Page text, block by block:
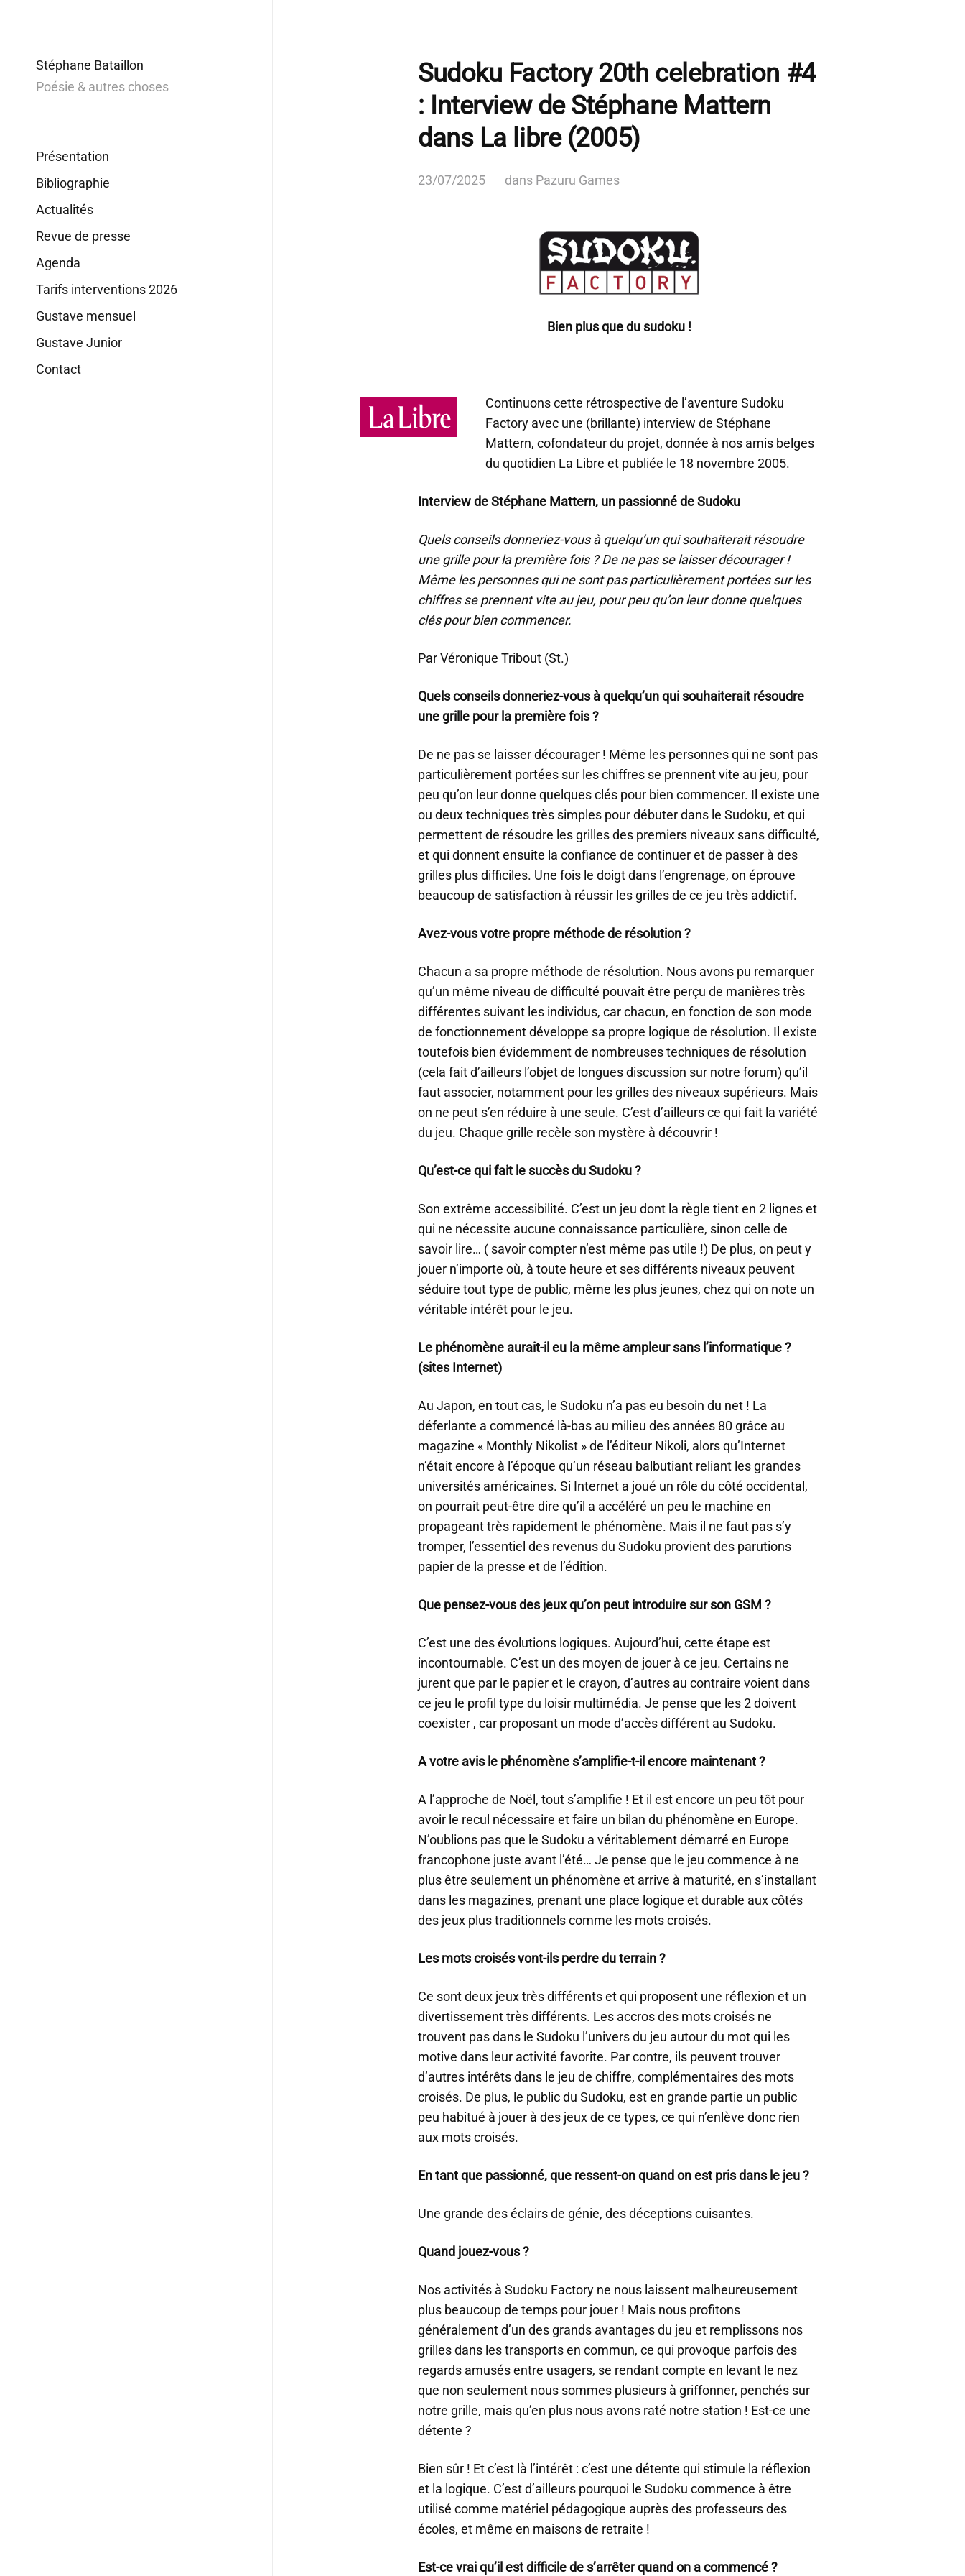
Stéphane Bataillon
Poésie & autres choses
Présentation
Bibliographie
Actualités
Revue de presse
Agenda
Tarifs interventions 2026
Gustave mensuel
Gustave Junior
Contact
Sudoku Factory 20th celebration #4
: Interview de Stéphane Mattern
dans La libre (2005)
23/07/2025 dans Pazuru Games
Bien plus que du sudoku !
Continuons cette rétrospective de l’aventure Sudoku
Factory avec une (brillante) interview de Stéphane
Mattern, cofondateur du projet, donnée à nos amis belges
du quotidien La Libre et publiée le 18 novembre 2005.
Interview de Stéphane Mattern, un passionné de Sudoku
Quels conseils donneriez-vous à quelqu’un qui souhaiterait résoudre
une grille pour la première fois ? De ne pas se laisser décourager !
Même les personnes qui ne sont pas particulièrement portées sur les
chiffres se prennent vite au jeu, pour peu qu’on leur donne quelques
clés pour bien commencer.
Par Véronique Tribout (St.)
Quels conseils donneriez-vous à quelqu’un qui souhaiterait résoudre
une grille pour la première fois ?
De ne pas se laisser décourager ! Même les personnes qui ne sont pas
particulièrement portées sur les chiffres se prennent vite au jeu, pour
peu qu’on leur donne quelques clés pour bien commencer. Il existe une
ou deux techniques très simples pour débuter dans le Sudoku, et qui
permettent de résoudre les grilles des premiers niveaux sans difficulté,
et qui donnent ensuite la confiance de continuer et de passer à des
grilles plus difficiles. Une fois le doigt dans l’engrenage, on éprouve
beaucoup de satisfaction à réussir les grilles de ce jeu très addictif.
Avez-vous votre propre méthode de résolution ?
Chacun a sa propre méthode de résolution. Nous avons pu remarquer
qu’un même niveau de difficulté pouvait être perçu de manières très
différentes suivant les individus, car chacun, en fonction de son mode
de fonctionnement développe sa propre logique de résolution. Il existe
toutefois bien évidemment de nombreuses techniques de résolution
(cela fait d’ailleurs l’objet de longues discussion sur notre forum) qu’il
faut associer, notamment pour les grilles des niveaux supérieurs. Mais
on ne peut s’en réduire à une seule. C’est d’ailleurs ce qui fait la variété
du jeu. Chaque grille recèle son mystère à découvrir !
Qu’est-ce qui fait le succès du Sudoku ?
Son extrême accessibilité. C’est un jeu dont la règle tient en 2 lignes et
qui ne nécessite aucune connaissance particulière, sinon celle de
savoir lire… ( savoir compter n’est même pas utile !) De plus, on peut y
jouer n’importe où, à toute heure et ses différents niveaux peuvent
séduire tout type de public, même les plus jeunes, chez qui on note un
véritable intérêt pour le jeu.
Le phénomène aurait-il eu la même ampleur sans l’informatique ?
(sites Internet)
Au Japon, en tout cas, le Sudoku n’a pas eu besoin du net ! La
déferlante a commencé là-bas au milieu des années 80 grâce au
magazine « Monthly Nikolist » de l’éditeur Nikoli, alors qu’Internet
n’était encore à l’époque qu’un réseau balbutiant reliant les grandes
universités américaines. Si Internet a joué un rôle du côté occidental,
on pourrait peut-être dire qu’il a accéléré un peu le machine en
propageant très rapidement le phénomène. Mais il ne faut pas s’y
tromper, l’essentiel des revenus du Sudoku provient des parutions
papier de la presse et de l’édition.
Que pensez-vous des jeux qu’on peut introduire sur son GSM ?
C’est une des évolutions logiques. Aujourd’hui, cette étape est
incontournable. C’est un des moyen de jouer à ce jeu. Certains ne
jurent que par le papier et le crayon, d’autres au contraire voient dans
ce jeu le profil type du loisir multimédia. Je pense que les 2 doivent
coexister , car proposant un mode d’accès différent au Sudoku.
A votre avis le phénomène s’amplifie-t-il encore maintenant ?
A l’approche de Noël, tout s’amplifie ! Et il est encore un peu tôt pour
avoir le recul nécessaire et faire un bilan du phénomène en Europe.
N’oublions pas que le Sudoku a véritablement démarré en Europe
francophone juste avant l’été… Je pense que le jeu commence à ne
plus être seulement un phénomène et arrive à maturité, en s’installant
dans les magazines, prenant une place logique et durable aux côtés
des jeux plus traditionnels comme les mots croisés.
Les mots croisés vont-ils perdre du terrain ?
Ce sont deux jeux très différents et qui proposent une réflexion et un
divertissement très différents. Les accros des mots croisés ne
trouvent pas dans le Sudoku l’univers du jeu autour du mot qui les
motive dans leur activité favorite. Par contre, ils peuvent trouver
d’autres intérêts dans le jeu de chiffre, complémentaires des mots
croisés. De plus, le public du Sudoku, est en grande partie un public
peu habitué à jouer à des jeux de ce types, ce qui n’enlève donc rien
aux mots croisés.
En tant que passionné, que ressent-on quand on est pris dans le jeu ?
Une grande des éclairs de génie, des déceptions cuisantes.
Quand jouez-vous ?
Nos activités à Sudoku Factory ne nous laissent malheureusement
plus beaucoup de temps pour jouer ! Mais nous profitons
généralement d’un des grands avantages du jeu et remplissons nos
grilles dans les transports en commun, ce qui provoque parfois des
regards amusés entre usagers, se rendant compte en levant le nez
que non seulement nous sommes plusieurs à griffonner, penchés sur
notre grille, mais qu’en plus nous avons raté notre station ! Est-ce une
détente ?
Bien sûr ! Et c’est là l’intérêt : c’est une détente qui stimule la réflexion
et la logique. C’est d’ailleurs pourquoi le Sudoku commence à être
utilisé comme matériel pédagogique auprès des professeurs des
écoles, et même en maisons de retraite !
Est-ce vrai qu’il est difficile de s’arrêter quand on a commencé ?